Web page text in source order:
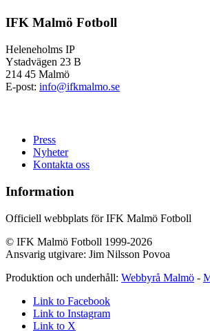
IFK Malmö Fotboll
Heleneholms IP
Ystadvägen 23 B
214 45 Malmö
E-post: info@ifkmalmo.se
Press
Nyheter
Kontakta oss
Information
Officiell webbplats för IFK Malmö Fotboll
© IFK Malmö Fotboll 1999-2026
Ansvarig utgivare: Jim Nilsson Povoa
Produktion och underhåll: Webbyrå Malmö -
Link to Facebook
Link to Instagram
Link to X